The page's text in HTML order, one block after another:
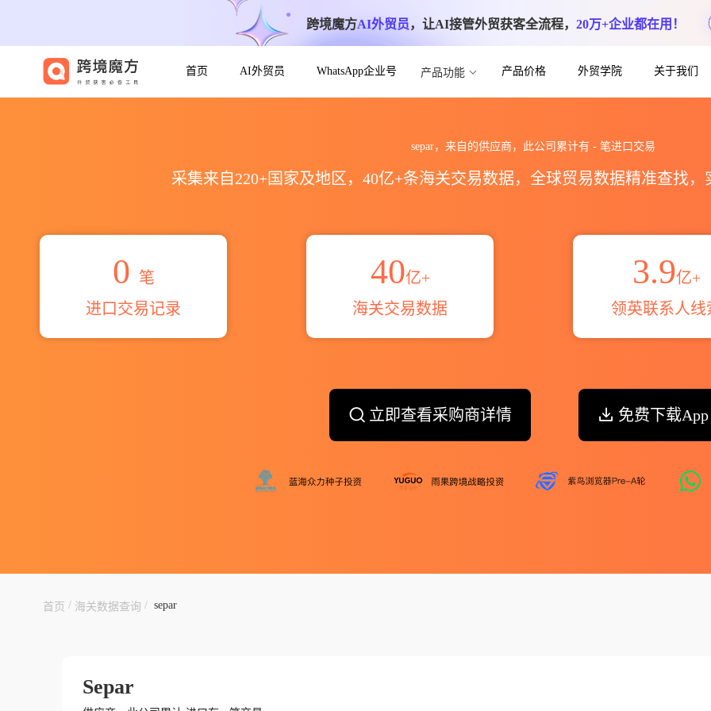
跨境魔方AI外贸员，让AI接管外贸获客全流程， 20万+企业都在用！
首页 AI外贸员 WhatsApp企业号 产品功能 产品价格 外贸学院 关于我们
separ，来自的供应商，此公司累计有 - 笔进口交易
采集来自220+国家及地区，40亿+条海关交易数据，全球贸易数据精准查找
0 笔
进口交易记录
40亿+
海关交易数据
3.9亿+
领英联系人线
立即查看采购商详情 免费下载App
首页 / 海关数据查询 / separ
Separ